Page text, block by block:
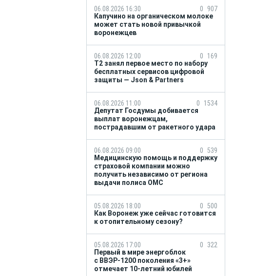
06.08.2026 16:30 0
907
Капучино на органическом молоке
может стать новой привычкой
воронежцев
06.08.2026 12:00 0
169
Т2 занял первое место по набору
бесплатных сервисов цифровой
защиты — Json & Partners
06.08.2026 11:00 0
1534
Депутат Госдумы добивается
выплат воронежцам,
пострадавшим от ракетного удара
06.08.2026 09:00 0 539
Медицинскую помощь и поддержку
страховой компании можно
получить независимо от региона
выдачи полиса ОМС
05.08.2026 18:00 0 500
Как Воронеж уже сейчас готовится
к отопительному сезону?
05.08.2026 17:00 0
322
Первый в мире энергоблок
с ВВЭР-1200 поколения «3+»
отмечает 10-летний юбилей